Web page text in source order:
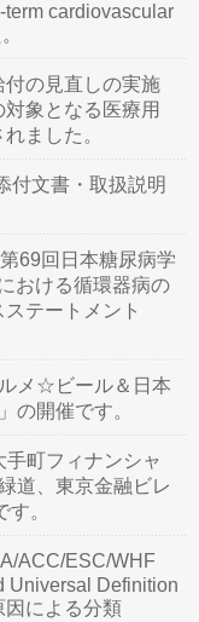
cardiovascular
の見直しの実施
象となる医療用
ました。
付文書・取扱説明
69回日本糖尿病学
おける循環器病の
テートメント
メ☆ビール＆日本
の開催です。
町フィナンシャ
道、東京金融ビレ
。
ACC/ESC/WHF
Universal Definition
因による分類